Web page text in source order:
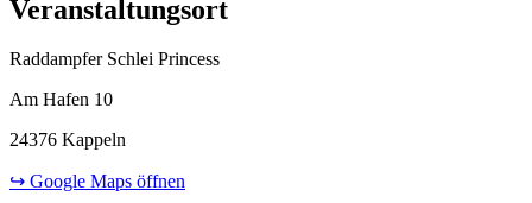
Veranstaltungsort
Raddampfer Schlei Princess
Am Hafen 10
24376 Kappeln
↪ Google Maps öffnen